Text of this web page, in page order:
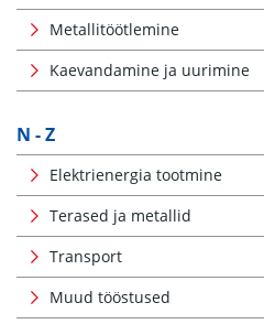
Metallitöötlemine
Kaevandamine ja uurimine
N - Z
Elektrienergia tootmine
Terased ja metallid
Transport
Muud tööstused